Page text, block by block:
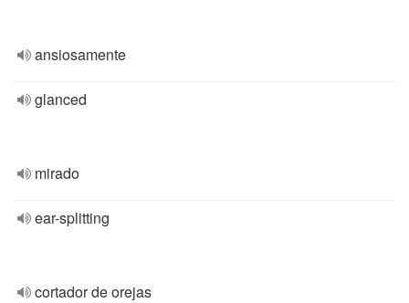
ansiosamente
glanced
mirado
ear-splitting
cortador de orejas